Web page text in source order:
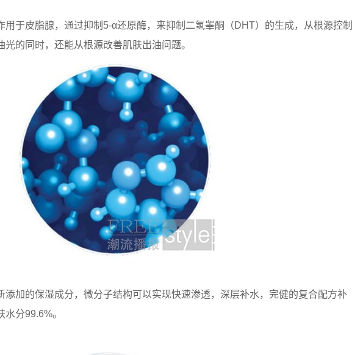
用于皮脂腺，通过抑制5-α还原酶，来抑制二氢睾酮（DHT）的生成，从根源控制
的同时，还能从根源改善肌肤出油问题。
添加的保湿成分，微分子结构可以实现快速渗透，深层补水，完健的复合配方补
分99.6%。